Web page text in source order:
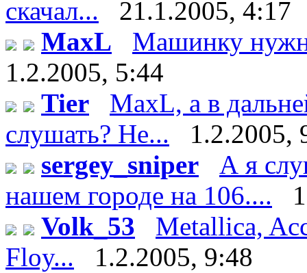
скачал...
21.1.2005, 4:17
MaxL
Машинку
1.2.2005, 5:44
Tier
MaxL, а в
слушать? Не...
1.2.2005,
sergey_sniper
А я
нашем городе на 106....
Volk_53
Metallica,
Floy...
1.2.2005, 9:48